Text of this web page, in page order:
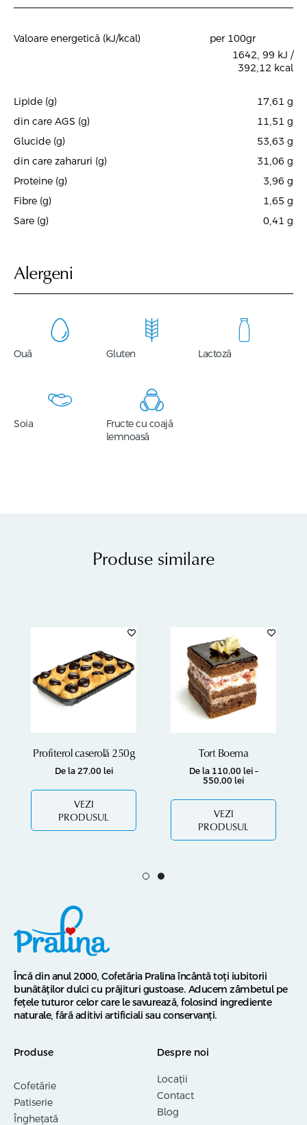
Valoare energetică (kJ/kcal)
per 100gr
1642, 99 kJ /
392,12 kcal
Lipide (g) 17,61 g
din care AGS (g)
11,51 g
Glucide (g)
53,63 g
din care zaharuri (g)
31,06 g
Proteine (g)
3,96 g
Fibre (g)
1,65 g
Sare (g)
0,41 g
Alergeni
Ouă Gluten Lactoză
Soia
Fructe cu coajă
lemnoasă
Produse similare
Profiterol caserolă 250g
De la 27,00 lei
VEZI
PRODUSUL
Tort Boema
De la 110,00 lei –
550,00 lei
VEZI
PRODUSUL
Încă din anul 2000, Cofetăria Pralina încântă toți iubitorii
bunătăților dulci cu prăjituri gustoase. Aducem zâmbetul pe
fețele tuturor celor care le savurează, folosind ingrediente
naturale, fără aditivi artificiali sau conservanți.
Produse
Cofetărie
Patiserie
Înghețată
Despre noi
Locații
Contact
Blog